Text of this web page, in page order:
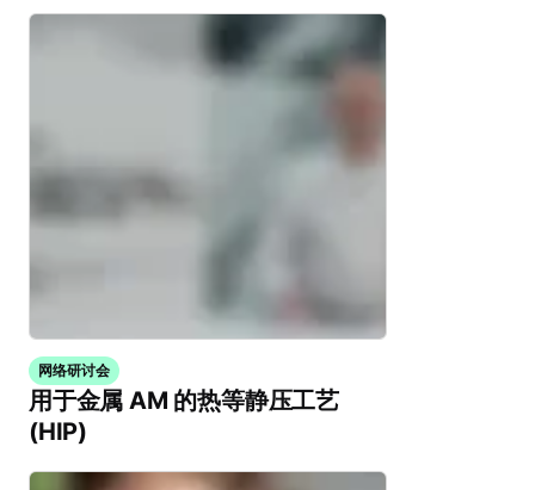
网络研讨会
用于金属 AM 的热等静压工艺
(HIP)